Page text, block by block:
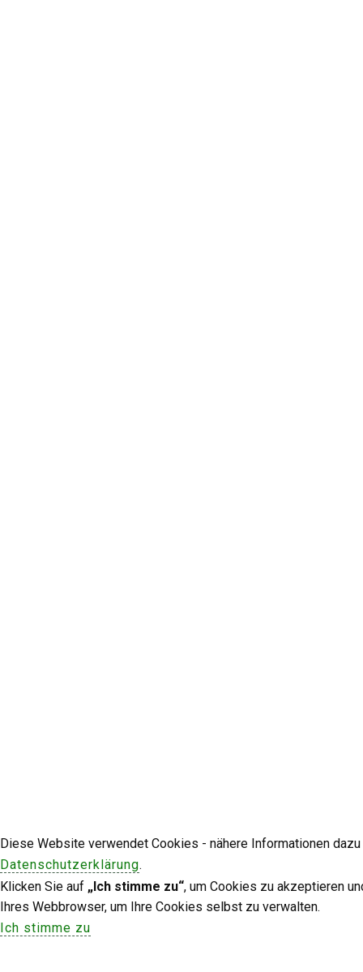
Diese Website verwendet Cookies - nähere Informationen
Datenschutzerklärung.
Klicken Sie auf „Ich stimme zu“, um Cookies zu akzeptieren
Ihres Webbrowser, um Ihre Cookies selbst zu verwalten.
Ich stimme zu